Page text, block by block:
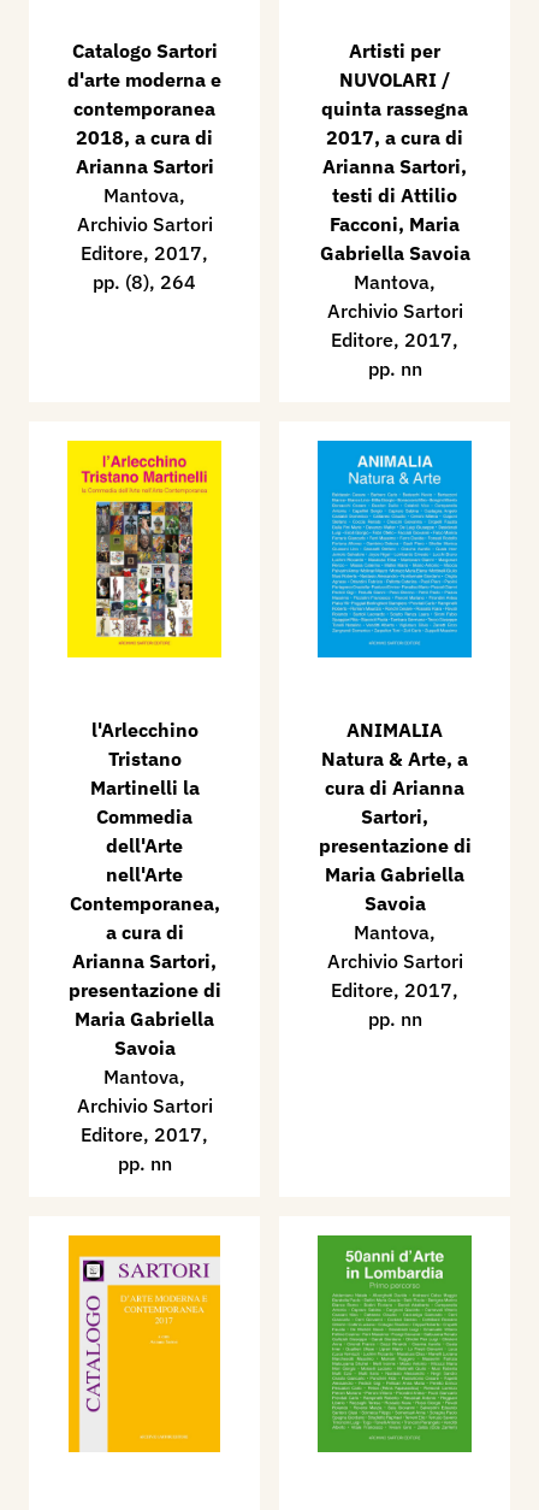
Catalogo Sartori
d'arte moderna e
contemporanea
2018, a cura di
Arianna Sartori
Mantova,
Archivio Sartori
Editore, 2017,
pp. (8), 264
Artisti per
NUVOLARI /
quinta rassegna
2017, a cura di
Arianna Sartori,
testi di Attilio
Facconi, Maria
Gabriella Savoia
Mantova,
Archivio Sartori
Editore, 2017,
pp. nn
l'Arlecchino
Tristano
Martinelli la
Commedia
dell'Arte
nell'Arte
Contemporanea,
a cura di
Arianna Sartori,
presentazione di
Maria Gabriella
Savoia
Mantova,
Archivio Sartori
Editore, 2017,
pp. nn
ANIMALIA
Natura & Arte, a
cura di Arianna
Sartori,
presentazione di
Maria Gabriella
Savoia
Mantova,
Archivio Sartori
Editore, 2017,
pp. nn